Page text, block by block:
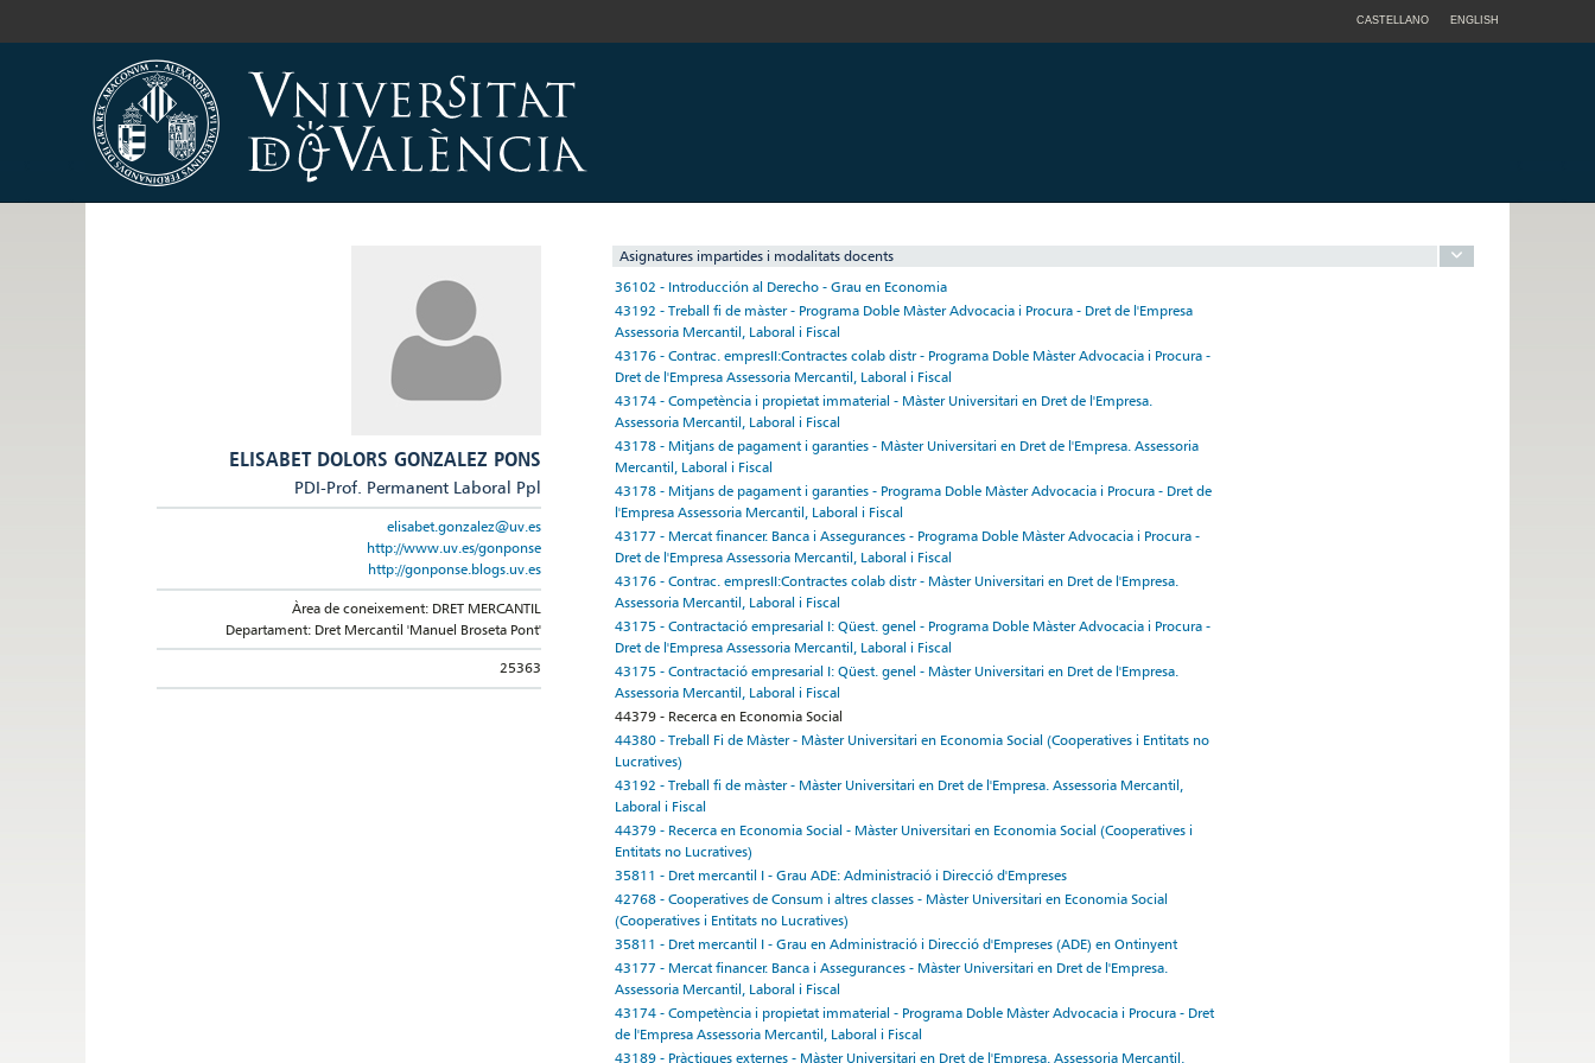
CASTELLANO ENGLISH
ELISABET DOLORS GONZALEZ PONS
PDI-Prof. Permanent Laboral Ppl
elisabet.gonzalez@uv.es
http://www.uv.es/gonponse
http://gonponse.blogs.uv.es
Àrea de coneixement: DRET MERCANTIL
Departament: Dret Mercantil 'Manuel Broseta Pont'
25363
Asignatures impartides i modalitats docents
36102 - Introducción al Derecho - Grau en Economia
43192 - Treball fi de màster - Programa Doble Màster Advocacia i Procura - Dret de l'Empresa
Assessoria Mercantil, Laboral i Fiscal
43176 - Contrac. empresII:Contractes colab distr - Programa Doble Màster Advocacia i Procura -
Dret de l'Empresa Assessoria Mercantil, Laboral i Fiscal
43174 - Competència i propietat immaterial - Màster Universitari en Dret de l'Empresa.
Assessoria Mercantil, Laboral i Fiscal
43178 - Mitjans de pagament i garanties - Màster Universitari en Dret de l'Empresa. Assessoria
Mercantil, Laboral i Fiscal
43178 - Mitjans de pagament i garanties - Programa Doble Màster Advocacia i Procura - Dret de
l'Empresa Assessoria Mercantil, Laboral i Fiscal
43177 - Mercat financer. Banca i Assegurances - Programa Doble Màster Advocacia i Procura -
Dret de l'Empresa Assessoria Mercantil, Laboral i Fiscal
43176 - Contrac. empresII:Contractes colab distr - Màster Universitari en Dret de l'Empresa.
Assessoria Mercantil, Laboral i Fiscal
43175 - Contractació empresarial I: Qüest. genel - Programa Doble Màster Advocacia i Procura -
Dret de l'Empresa Assessoria Mercantil, Laboral i Fiscal
43175 - Contractació empresarial I: Qüest. genel - Màster Universitari en Dret de l'Empresa.
Assessoria Mercantil, Laboral i Fiscal
44379 - Recerca en Economia Social
44380 - Treball Fi de Màster - Màster Universitari en Economia Social (Cooperatives i Entitats no
Lucratives)
43192 - Treball fi de màster - Màster Universitari en Dret de l'Empresa. Assessoria Mercantil,
Laboral i Fiscal
44379 - Recerca en Economia Social - Màster Universitari en Economia Social (Cooperatives i
Entitats no Lucratives)
35811 - Dret mercantil I - Grau ADE: Administració i Direcció d'Empreses
42768 - Cooperatives de Consum i altres classes - Màster Universitari en Economia Social
(Cooperatives i Entitats no Lucratives)
35811 - Dret mercantil I - Grau en Administració i Direcció d'Empreses (ADE) en Ontinyent
43177 - Mercat financer. Banca i Assegurances - Màster Universitari en Dret de l'Empresa.
Assessoria Mercantil, Laboral i Fiscal
43174 - Competència i propietat immaterial - Programa Doble Màster Advocacia i Procura - Dret
de l'Empresa Assessoria Mercantil, Laboral i Fiscal
43189 - Pràctiques externes - Màster Universitari en Dret de l'Empresa. Assessoria Mercantil,